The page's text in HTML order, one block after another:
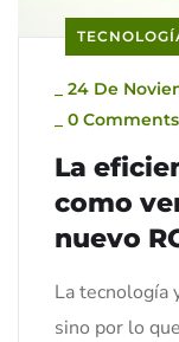
24 De
0 Comments
La
como
nuevo
La tecnología
sino por lo